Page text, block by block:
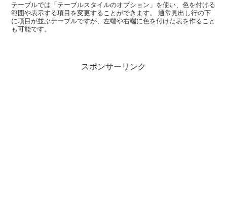
テーブルでは「テーブルスタイルのオプション」を使い、色を付ける
範囲や表示する項目を変更することができます。 通常見出し行の下
に項目が並ぶテーブルですが、左端や右端に色を付けた表を作ること
も可能です。
スポンサーリンク